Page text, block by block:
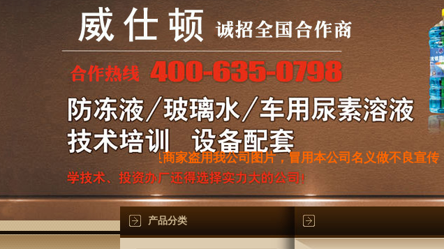
通告：近期有不良商家盗用我公司图片，冒用本公司名义做不良宣传
产品分类